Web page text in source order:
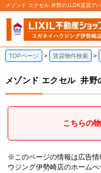
メゾンド エクセル 井野の1LDK賃貸ア
TOPページ 賃貸物件検索
メゾンド エクセル 井野
こちらの
※このページの情報は広告情
ウジング伊勢崎店のホーム